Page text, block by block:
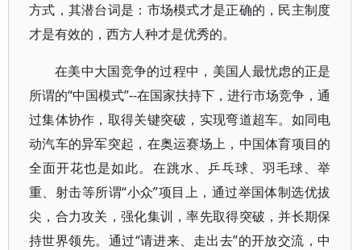
方式，其潜台词是：市场模式才是正确的，民主制度
才是有效的，西方人种才是优秀的。
在美中大国竞争的过程中，美国人最忧虑的正是
所谓的“中国模式”--在国家扶持下，进行市场竞争，通
过集体协作，取得关键突破，实现弯道超车。如同电
动汽车的异军突起，在奥运赛场上，中国体育项目的
全面开花也是如此。在跳水、乒乓球、羽毛球、举
重、射击等所谓“小众”项目上，通过举国体制选优拔
尖，合力攻关，强化集训，率先取得突破，并长期保
持世界领先。通过“请进来、走出去”的开放交流，中